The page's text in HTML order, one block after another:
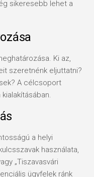
sikeresebb lehet a
Ki az,
szeretnénk eljuttatni?
A célcsoport
a helyi
használata,
„Tiszavasvári
ügyfelek ránk